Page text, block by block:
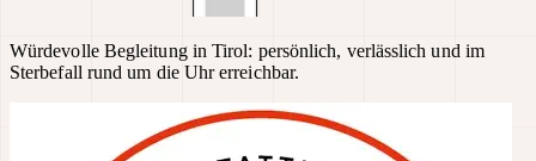
Würdevolle Begleitung in Tirol: persönlich, verlässlich und im
Sterbefall rund um die Uhr erreichbar.